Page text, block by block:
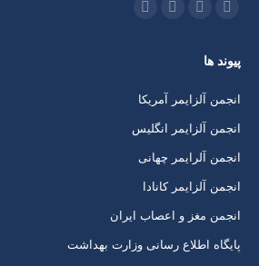
ما را دنبال کنید در:
کردن
پنجره
جدید
پنجره
جدید
پنجره
جدید
پنجره
جدید
پیوند ها
انجمن آلزایمر آمریکا
انجمن آلزایمر انگلیس
انجمن آلرایمر چهانی
انجمن آلزایمر کانادا
انجمن مغز و اعصاب ایران
پایگاه اطلاع رسانی وزارت بهداشت